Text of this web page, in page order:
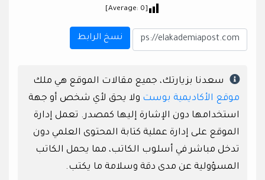
[Average:
0
]
نسخ الرابط
سعدنا بزيارتك، جميع مقالات الموقع هي ملك
موقع الأكاديمية بوست ولا يحق لأي شخص أو جهة
استخدامها دون الإشارة إليها كمصدر. تعمل إدارة
الموقع على إدارة عملية كتابة المحتوى العلمي دون
تدخل مباشر في أسلوب الكاتب، مما يحمل الكاتب
المسؤولية عن مدى دقة وسلامة ما يكتب.